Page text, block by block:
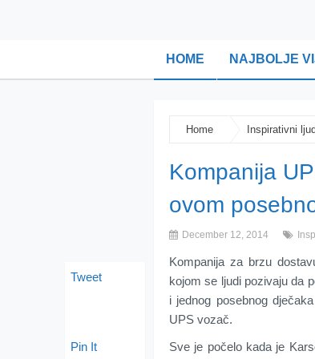
HOME NAJBOLJE
Home Inspirativni
Kompanija
ovom
December 12, 2014
Kompanija za brzu
kojom se ljudi pozivaju da
i jednog posebnog dječaka
UPS vozač.
Sve je počelo kada je
Tweet
Pin It